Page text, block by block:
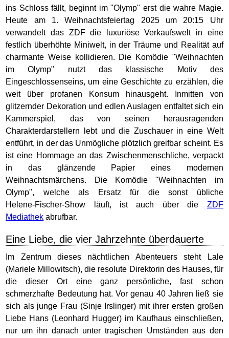
ins Schloss fällt, beginnt im "Olymp" erst die wahre Magie.
Heute am 1. Weihnachtsfeiertag 2025 um 20:15 Uhr
verwandelt das ZDF die luxuriöse Verkaufswelt in eine
festlich überhöhte Miniwelt, in der Träume und Realität auf
charmante Weise kollidieren. Die Komödie "Weihnachten
im Olymp" nutzt das klassische Motiv des
Eingeschlossenseins, um eine Geschichte zu erzählen, die
weit über profanen Konsum hinausgeht. Inmitten von
glitzernder Dekoration und edlen Auslagen entfaltet sich ein
Kammerspiel, das von seinen herausragenden
Charakterdarstellern lebt und die Zuschauer in eine Welt
entführt, in der das Unmögliche plötzlich greifbar scheint. Es
ist eine Hommage an das Zwischenmenschliche, verpackt
in das glänzende Papier eines modernen
Weihnachtsmärchens. Die Komödie "Weihnachten im
Olymp", welche als Ersatz für die sonst übliche
Helene‑Fischer‑Show läuft, ist auch über die ZDF
Mediathek abrufbar.
Eine Liebe, die vier Jahrzehnte überdauerte
Im Zentrum dieses nächtlichen Abenteuers steht Lale
(Mariele Millowitsch), die resolute Direktorin des Hauses, für
die dieser Ort eine ganz persönliche, fast schon
schmerzhafte Bedeutung hat. Vor genau 40 Jahren ließ sie
sich als junge Frau (Sinje Irslinger) mit ihrer ersten großen
Liebe Hans (Leonhard Hugger) im Kaufhaus einschließen,
nur um ihn danach unter tragischen Umständen aus den